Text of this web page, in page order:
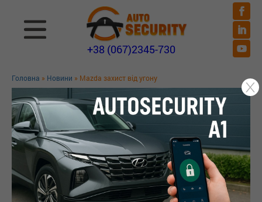
+38 (067)2345-730
Головна » Новини » Mazda захист від угону
MAZDA ЗАХИСТ ВІД УГОНУ